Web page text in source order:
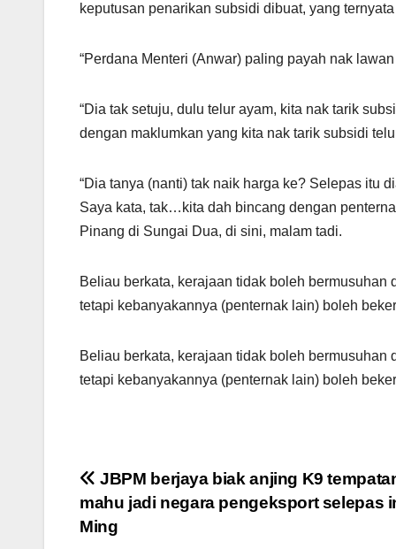
keputusan penarikan subsidi dibuat, yang
“Perdana Menteri (Anwar) paling payah nak
“Dia tak setuju, dulu telur ayam, kita nak tarik
dengan maklumkan yang kita nak tarik subsidi
“Dia tanya (nanti) tak naik harga ke? Selepas itu
Saya kata, tak…kita dah bincang dengan
Pinang di Sungai Dua, di sini, malam tadi.
Beliau berkata, kerajaan tidak boleh bermusuhan
tetapi kebanyakannya (penternak lain) boleh
Beliau berkata, kerajaan tidak boleh bermusuhan
tetapi kebanyakannya (penternak lain) boleh
Post
navigation
JBPM berjaya biak anjing K9
mahu jadi negara pengeksport selepas
Ming